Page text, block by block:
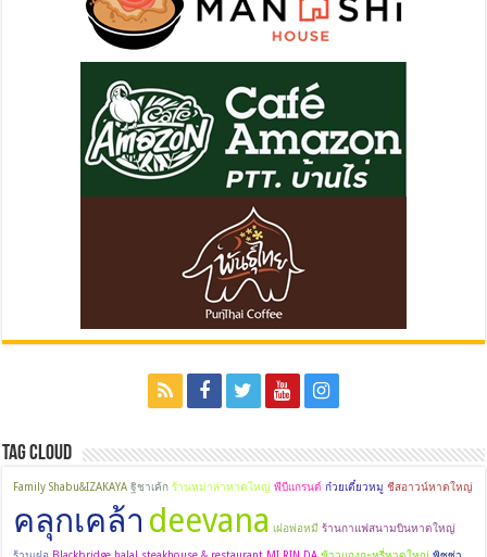
Tag Cloud
Family Shabu&IZAKAYA ฐิชาเค้ก ร้านหม่าล่าหาดใหญ่ พีบีแกรนด์ ก๋วยเตี๋ยวหมู ชีสอาวน์หาดใหญ่
คลุกเคล้า deevana เฝอพ่อหมี ร้านกาแฟสนามบินหาดใหญ่